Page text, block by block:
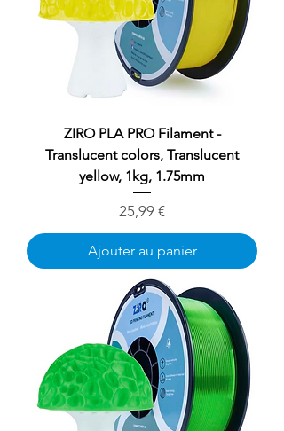
ZIRO PLA PRO Filament -
Translucent colors, Translucent
yellow, 1kg, 1.75mm
Prix
25,99 €
Ajouter au panier